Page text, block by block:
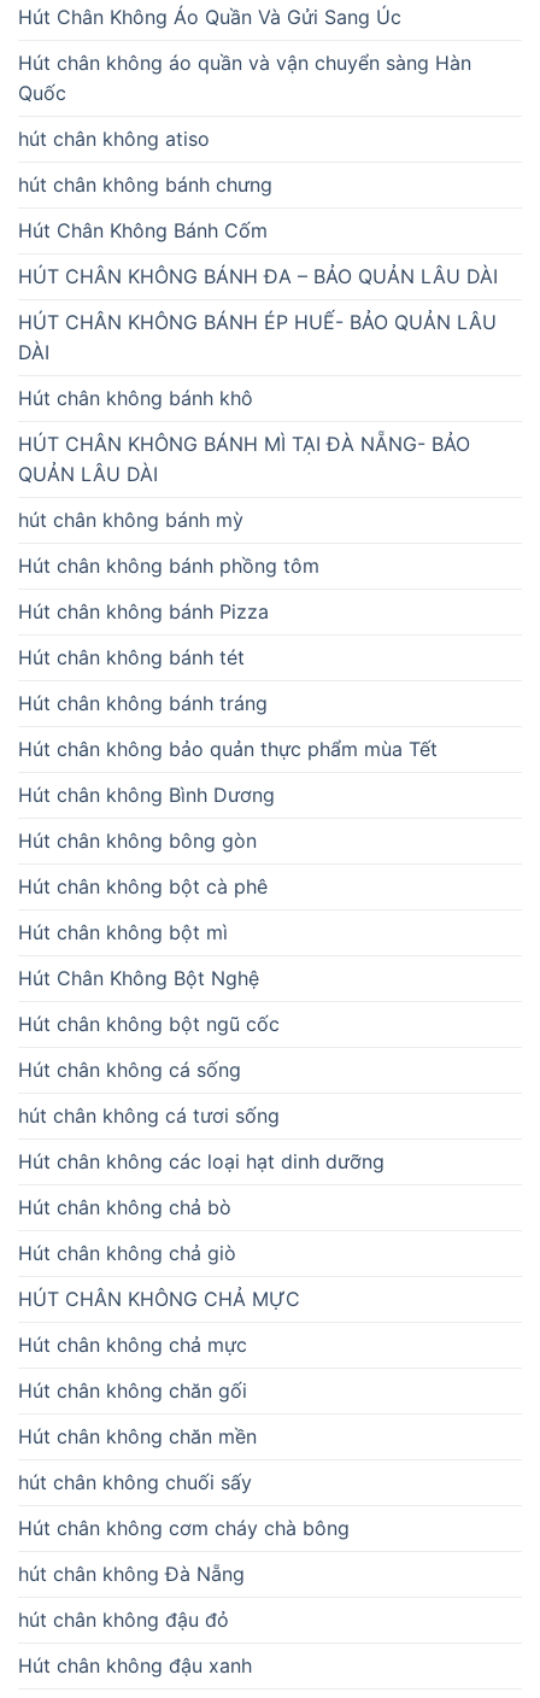
Hút Chân Không Áo Quần Và Gửi Sang Úc
Hút chân không áo quần và vận chuyển sàng Hàn
Quốc
hút chân không atiso
hút chân không bánh chưng
Hút Chân Không Bánh Cốm
HÚT CHÂN KHÔNG BÁNH ĐA – BẢO QUẢN LÂU DÀI
HÚT CHÂN KHÔNG BÁNH ÉP HUẾ- BẢO QUẢN LÂU
DÀI
Hút chân không bánh khô
HÚT CHÂN KHÔNG BÁNH MÌ TẠI ĐÀ NẴNG- BẢO
QUẢN LÂU DÀI
hút chân không bánh mỳ
Hút chân không bánh phồng tôm
Hút chân không bánh Pizza
Hút chân không bánh tét
Hút chân không bánh tráng
Hút chân không bảo quản thực phẩm mùa Tết
Hút chân không Bình Dương
Hút chân không bông gòn
Hút chân không bột cà phê
Hút chân không bột mì
Hút Chân Không Bột Nghệ
Hút chân không bột ngũ cốc
Hút chân không cá sống
hút chân không cá tươi sống
Hút chân không các loại hạt dinh dưỡng
Hút chân không chả bò
Hút chân không chả giò
HÚT CHÂN KHÔNG CHẢ MỰC
Hút chân không chả mực
Hút chân không chăn gối
Hút chân không chăn mền
hút chân không chuối sấy
Hút chân không cơm cháy chà bông
hút chân không Đà Nẵng
hút chân không đậu đỏ
Hút chân không đậu xanh